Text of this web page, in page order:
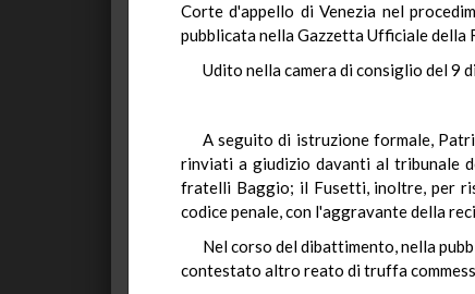
Corte d'appello di Venezia nel
pubblicata nella Gazzetta Ufficiale della
Udito nella camera di consiglio del 9
A seguito di istruzione formale,
rinviati a giudizio davanti al tribunale
fratelli Baggio; il Fusetti, inoltre, per
codice penale, con l'aggravante della
Nel corso del dibattimento, nella
contestato altro reato di truffa